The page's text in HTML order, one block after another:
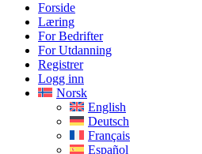
Forside
Læring
For Bedrifter
For Utdanning
Registrer
Logg inn
Norsk
English
Deutsch
Français
Español